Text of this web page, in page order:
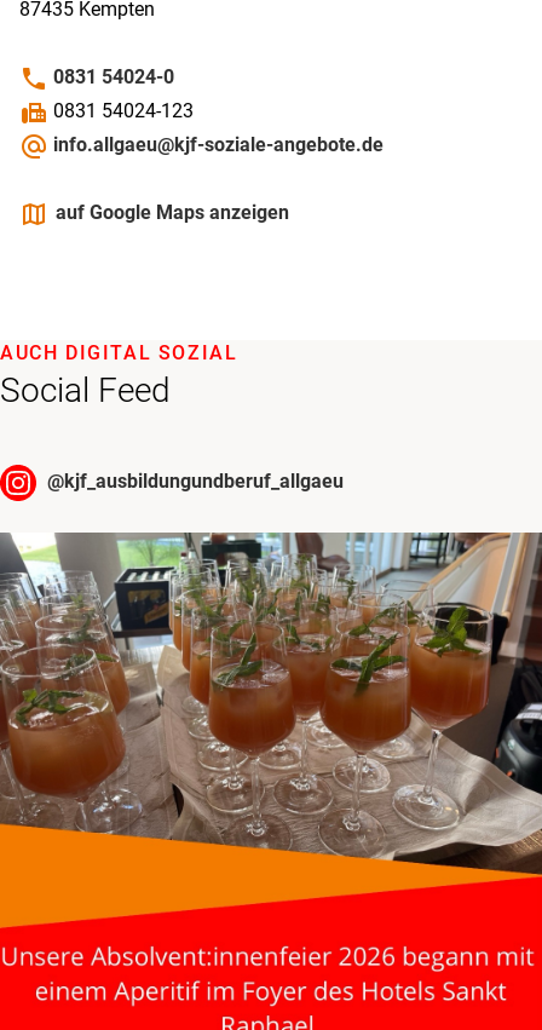
87435 Kempten
phone 0831 54024-0
fax 0831 54024-123
alternate_email info.allgaeu@kjf-soziale-angebote.de
mapsauf Google Maps anzeigen
Social Feed
AUCH DIGITAL SOZIAL
@kjf_ausbildungundberuf_allgaeu